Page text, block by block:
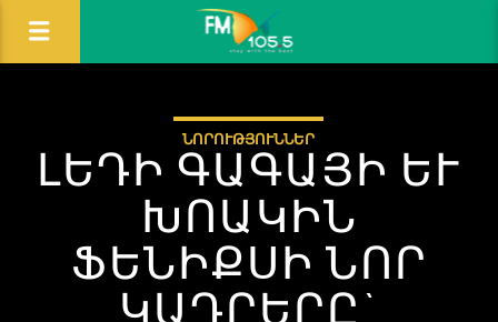
ՆՈՐՈՒԹՅՈՒՆՆԵՐ
ԼԵԴԻ ԳԱԳԱՅԻ ԵՒ Խ
ՈԱԿԻՆ Ֆ
ԵՆԻՔՍԻ ՆՈՐ Կ